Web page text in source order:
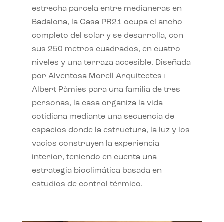
estrecha parcela entre medianeras en
Badalona, la Casa PR21 ocupa el ancho
completo del solar y se desarrolla, con
sus 250 metros cuadrados, en cuatro
niveles y una terraza accesible. Diseñada
por Alventosa Morell Arquitectes+
Albert Pàmies para una familia de tres
personas, la casa organiza la vida
cotidiana mediante una secuencia de
espacios donde la estructura, la luz y los
vacíos construyen la experiencia
interior, teniendo en cuenta una
estrategia bioclimática basada en
estudios de control térmico.